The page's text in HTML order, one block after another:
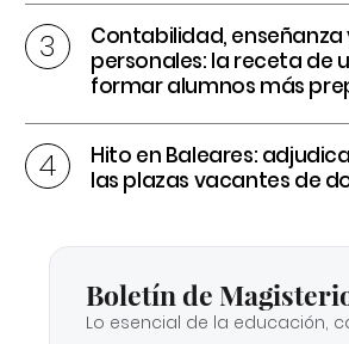
Contabilidad, enseñanza
personales: la receta de
formar alumnos más
Hito en Baleares:
las plazas vacantes de
Boletín de
Lo esencial de la educación,